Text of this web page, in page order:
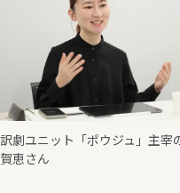
劇ユニット「ポウジュ」主宰
恵さん